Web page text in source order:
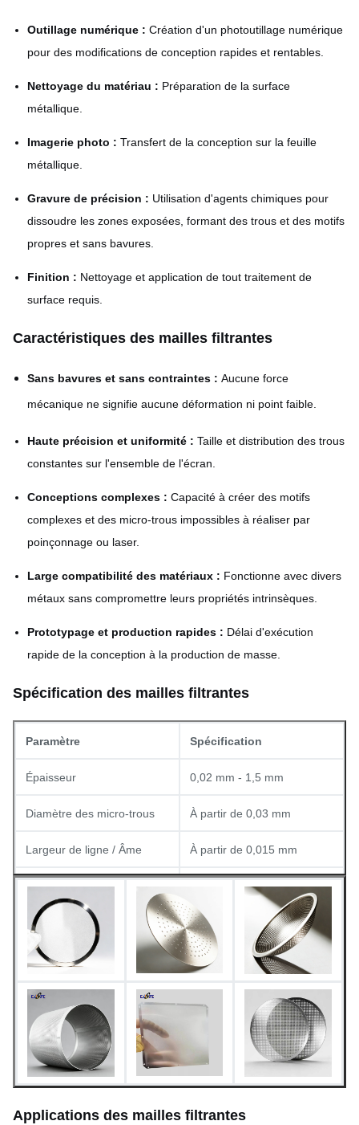
Outillage numérique : Création d'un photoutillage numérique
pour des modifications de conception rapides et rentables.
Nettoyage du matériau : Préparation de la surface
métallique.
Imagerie photo : Transfert de la conception sur la feuille
métallique.
Gravure de précision : Utilisation d'agents chimiques pour
dissoudre les zones exposées, formant des trous et des motifs
propres et sans bavures.
Finition : Nettoyage et application de tout traitement de
surface requis.
Caractéristiques des mailles filtrantes
Sans bavures et sans contraintes : Aucune force
mécanique ne signifie aucune déformation ni point faible.
Haute précision et uniformité : Taille et distribution des trous
constantes sur l'ensemble de l'écran.
Conceptions complexes : Capacité à créer des motifs
complexes et des micro-trous impossibles à réaliser par
poinçonnage ou laser.
Large compatibilité des matériaux : Fonctionne avec divers
métaux sans compromettre leurs propriétés intrinsèques.
Prototypage et production rapides : Délai d'exécution
rapide de la conception à la production de masse.
Spécification des mailles filtrantes
Paramètre Spécification
Épaisseur 0,02 mm - 1,5 mm
Diamètre des micro-trous À partir de 0,03 mm
Largeur de ligne / Âme À partir de 0,015 mm
Finition de surface Sans bavures
Matériaux disponibles
Acier inoxydable, cuivre,
aluminium, titane, etc.
Applications des mailles filtrantes